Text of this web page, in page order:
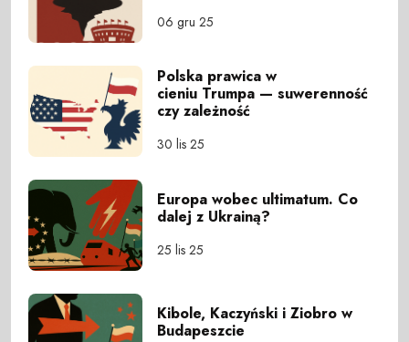
06 gru 25
Polska prawica w
cieniu Trumpa — suwerenność
czy zależność
30 lis 25
Europa wobec ultimatum. Co
dalej z Ukrainą?
25 lis 25
Kibole, Kaczyński i Ziobro w
Budapeszcie